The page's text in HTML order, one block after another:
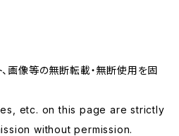
画像等の無断転載・無断使用を固
etc. on this page are strictly
without permission.